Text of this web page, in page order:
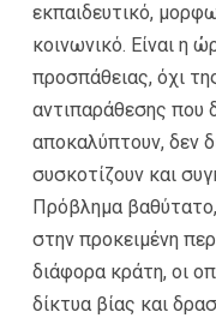
εκπαιδευτικό,
κοινωνικό. Είναι η
προσπάθειας, όχι
αντιπαράθεσης που
αποκαλύπτουν, δεν
συσκοτίζουν και
Πρόβλημα
στην προκειμένη
διάφορα κράτη, οι
δίκτυα βίας και